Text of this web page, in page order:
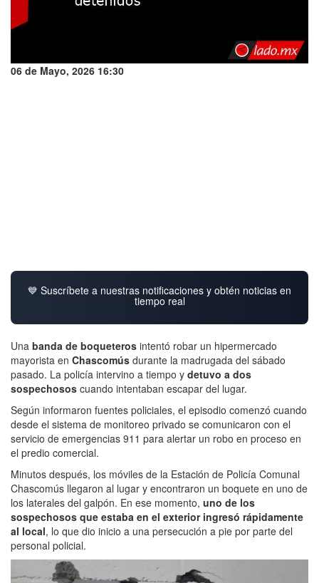
06 de Mayo, 2026 16:30
💙 Suscríbete a nuestras notificaciones y obtén noticias en
tiempo real
Una banda de boqueteros intentó robar un hipermercado
mayorista en Chascomús durante la madrugada del sábado
pasado. La policía intervino a tiempo y detuvo a dos
sospechosos cuando intentaban escapar del lugar.
Según informaron fuentes policiales, el episodio comenzó cuando
desde el sistema de monitoreo privado se comunicaron con el
servicio de emergencias 911 para alertar un robo en proceso en
el predio comercial.
Minutos después, los móviles de la Estación de Policía Comunal
Chascomús llegaron al lugar y encontraron un boquete en uno de
los laterales del galpón. En ese momento, uno de los
sospechosos que estaba en el exterior ingresó rápidamente
al local, lo que dio inicio a una persecución a pie por parte del
personal policial.